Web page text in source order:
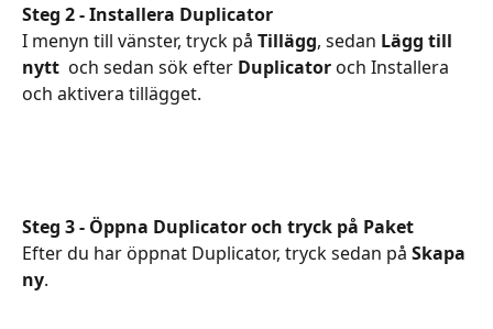
Steg 2 - Installera Duplicator
I menyn till vänster, tryck på Tillägg, sedan Lägg till
nytt
  och sedan sök efter
Duplicator och Installera
och aktivera tillägget.
Steg 3 - Öppna Duplicator och tryck på Paket
Efter du har öppnat Duplicator, tryck sedan på Skapa
ny.